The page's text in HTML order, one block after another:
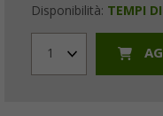
Disponibilità: TEMPI
1